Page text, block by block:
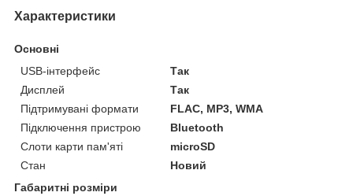
Характеристики
Основні
USB-інтерфейс
Так
Дисплей
Так
Підтримувані формати
FLAC, MP3, WMA
Підключення пристрою
Bluetooth
Слоти карти пам'яті
microSD
Стан
Новий
Габаритні розміри